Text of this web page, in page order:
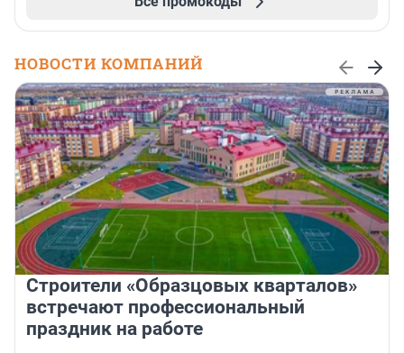
НОВОСТИ КОМПАНИЙ
Строители «Образцовых кварталов»
встречают профессиональный
праздник на работе